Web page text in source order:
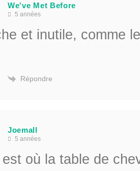
We've Met Before
5 années
et inutile, comme
Répondre
Joemall
5 années
est où la table de